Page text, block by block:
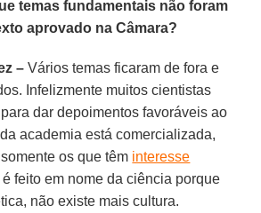
temas fundamentais não foram
aprovado na Câmara?
– Vários temas ficaram de fora e
Infelizmente muitos cientistas
dar depoimentos favoráveis ao
academia está comercializada,
os que têm interesse
é feito em nome da ciência porque
não existe mais cultura.